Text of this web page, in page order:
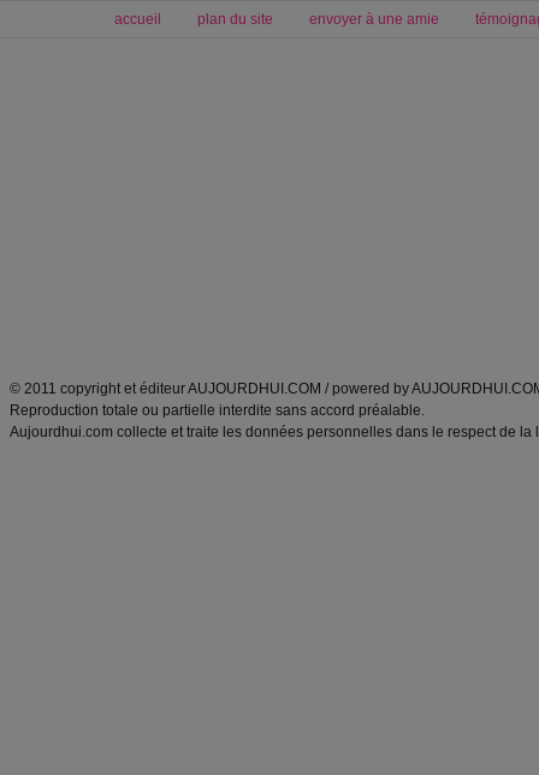
accueil plan du site envoyer à une amie
© 2011 copyright et éditeur AUJOURDHUI.COM / powered by
Reproduction totale ou partielle interdite sans accord préalable.
Aujourdhui.com collecte et traite les données personnelles dans le respect de